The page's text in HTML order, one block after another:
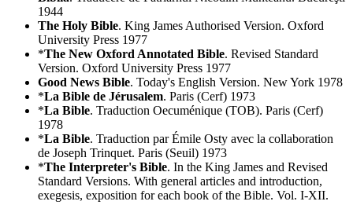
1944
The Holy Bible. King James Authorised Version. Oxford
University Press 1977
*The New Oxford Annotated Bible. Revised Standard
Version. Oxford University Press 1977
Good News Bible. Today's English Version. New York 1978
*La Bible de Jérusalem. Paris (Cerf) 1973
*La Bible. Traduction Oecuménique (TOB). Paris (Cerf)
1978
*La Bible. Traduction par Émile Osty avec la collaboration
de Joseph Trinquet. Paris (Seuil) 1973
*The Interpreter's Bible. In the King James and Revised
Standard Versions. With general articles and introduction,
exegesis, exposition for each book of the Bible. Vol. I-XII.